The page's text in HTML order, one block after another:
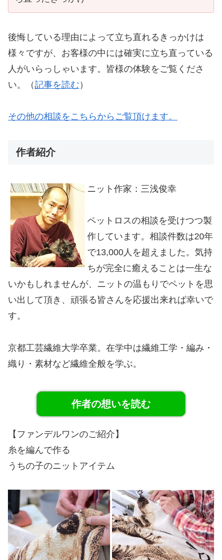
後悔している理由によって立ち直れるきっかけは
様々ですが、お客様の中には確実に立ち直っている
人がいらっしゃいます。皆様の体験をご覧くださ
い。（記事を読む ）
その他の相談をこちらからご覧頂けます。
作者紹介
ニット作家：三浅俊幸
ペットロスの相談を受けつつ製
作しています。相談件数は20年
で13,000人を超えました。気持
ちが完全に癒えることは一生な
いかもしれませんが、ニットの温もりでペットを思
い出して頂き、頑張る皆さんを応援出来れば幸いで
す。
京都工芸繊維大学卒業。在学中は繊維工学・編み・
織り・素材など繊維全般を学ぶ。
作者の想いを読む
【ファンデルワンのご紹介】
糸を編んで作る
うちの子のニットアイテム